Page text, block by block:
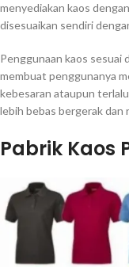
menyediakan kaos
disesuaikan sendiri
Penggunaan kaos sesuai
membuat penggunanya
kebesaran ataupun
lebih bebas bergerak dan
Pabrik Kaos